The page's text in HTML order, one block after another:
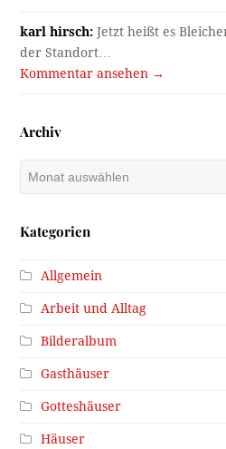
karl hirsch: Jetzt heißt es
der Standort…
Kommentar ansehen →
Archiv
Kategorien
Allgemein
Arbeit und Alltag
Bilderalbum
Gasthäuser
Gotteshäuser
Häuser